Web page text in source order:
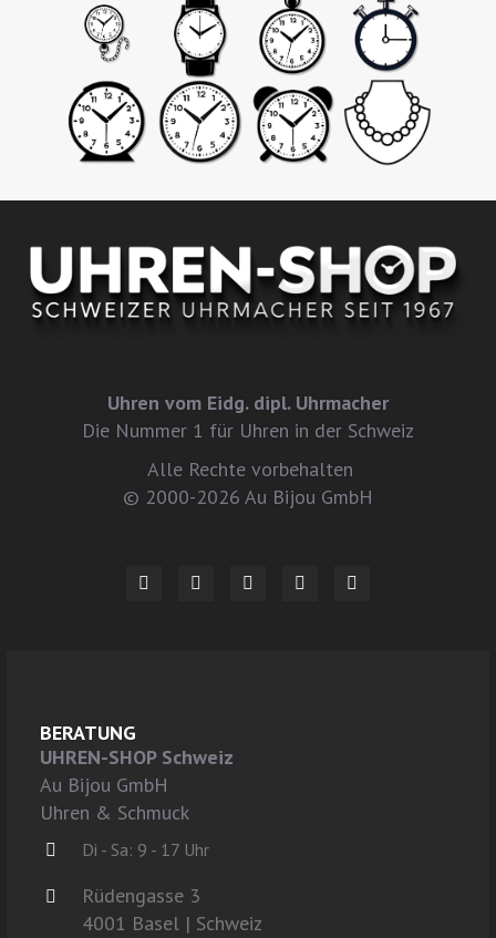
Uhren vom Eidg. dipl. Uhrmacher
Die Nummer 1 für Uhren in der Schweiz
Alle Rechte vorbehalten
© 2000-2026 Au Bijou GmbH
BERATUNG
UHREN-SHOP Schweiz
Au Bijou GmbH
Uhren & Schmuck
Di - Sa: 9 - 17 Uhr
Rüdengasse 3
4001 Basel | Schweiz